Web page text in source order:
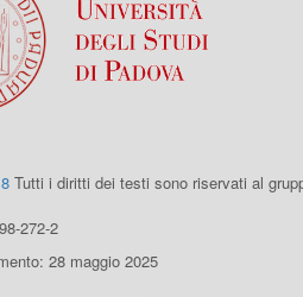
Tutti i diritti dei testi sono riservati al
272-2
28 maggio 2025